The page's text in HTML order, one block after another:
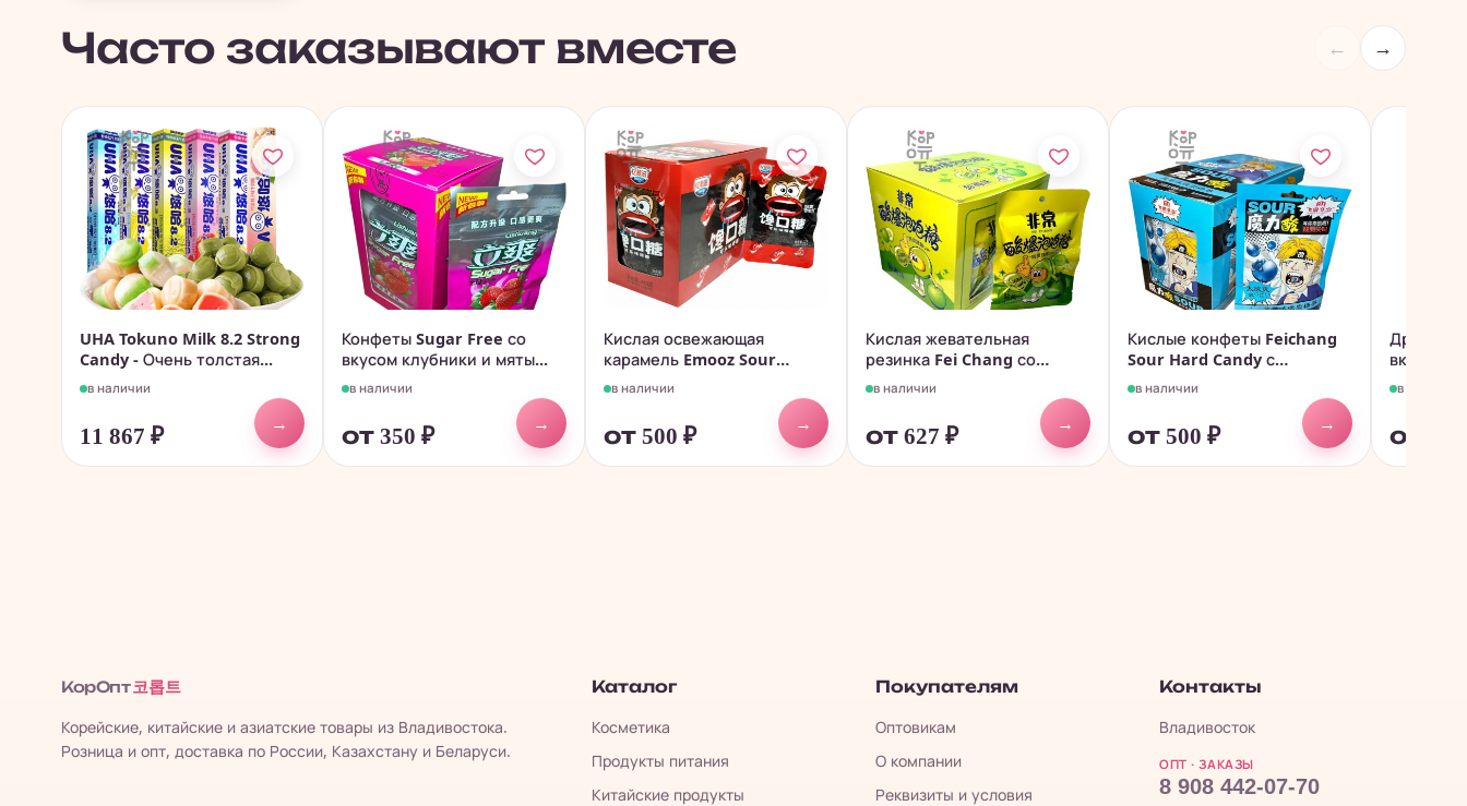
Часто заказывают вместе ← →
UHA Tokuno Milk 8.2 Strong
Candy - Очень толстая...
в наличии
11 867 ₽
→
Конфеты Sugar Free со
вкусом клубники и мяты...
в наличии
от 350 ₽
→
Кислая освежающая
карамель Emooz Sour
Candy -...
в наличии
от 500 ₽
→
Кислая жевательная
резинка Fei Chang со
вкусом Сливы
в наличии
от 627 ₽
→
Кислые конфеты Feichang
Sour Hard Candy с
взрывным...
в наличии
от 500 ₽
→
Драже
вкусом 5
в наличии
от
КорОпт 코롭트
Корейские, китайские и азиатские товары из Владивостока.
Розница и опт, доставка по России, Казахстану и Беларуси.
Каталог
Косметика
Продукты питания
Китайские продукты
Покупателям
Оптовикам
О компании
Реквизиты и условия
Контакты
Владивосток
ОПТ · ЗАКАЗЫ
8 908 442-07-70